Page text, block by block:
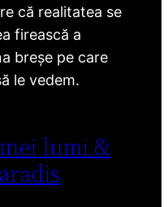
că realitatea se
firească a
breșe pe care
le vedem.
lumi &